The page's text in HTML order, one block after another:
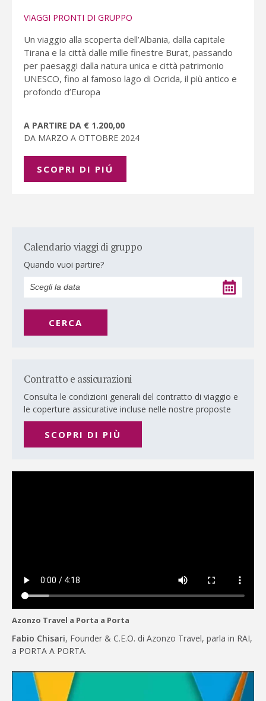
VIAGGI PRONTI DI GRUPPO
Un viaggio alla scoperta dell’Albania, dalla capitale
Tirana e la città dalle mille finestre Burat, passando
per paesaggi dalla natura unica e città patrimonio
UNESCO, fino al famoso lago di Ocrida, il più antico e
profondo d’Europa
A PARTIRE DA € 1.200,00
DA MARZO A OTTOBRE 2024
SCOPRI DI PIÚ
Calendario viaggi di gruppo
Quando vuoi partire?
CERCA
Contratto e assicurazioni
Consulta le condizioni generali del contratto di viaggio e
le coperture assicurative incluse nelle nostre proposte
SCOPRI DI PIÙ
Azonzo Travel a Porta a Porta
Fabio Chisari, Founder & C.E.O. di Azonzo Travel, parla in RAI,
a PORTA A PORTA.